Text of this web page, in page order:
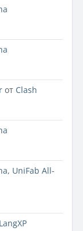
от Clash
, UniFab All-